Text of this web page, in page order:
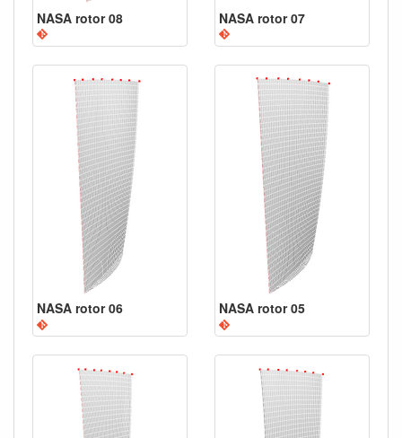
NASA rotor 08 NASA rotor 07
NASA rotor 06 NASA rotor 05